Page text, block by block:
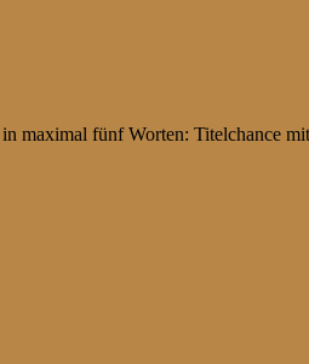
maximal fünf Worten: Titelchance